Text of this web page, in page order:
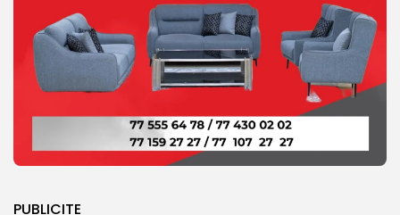
PUBLICITE